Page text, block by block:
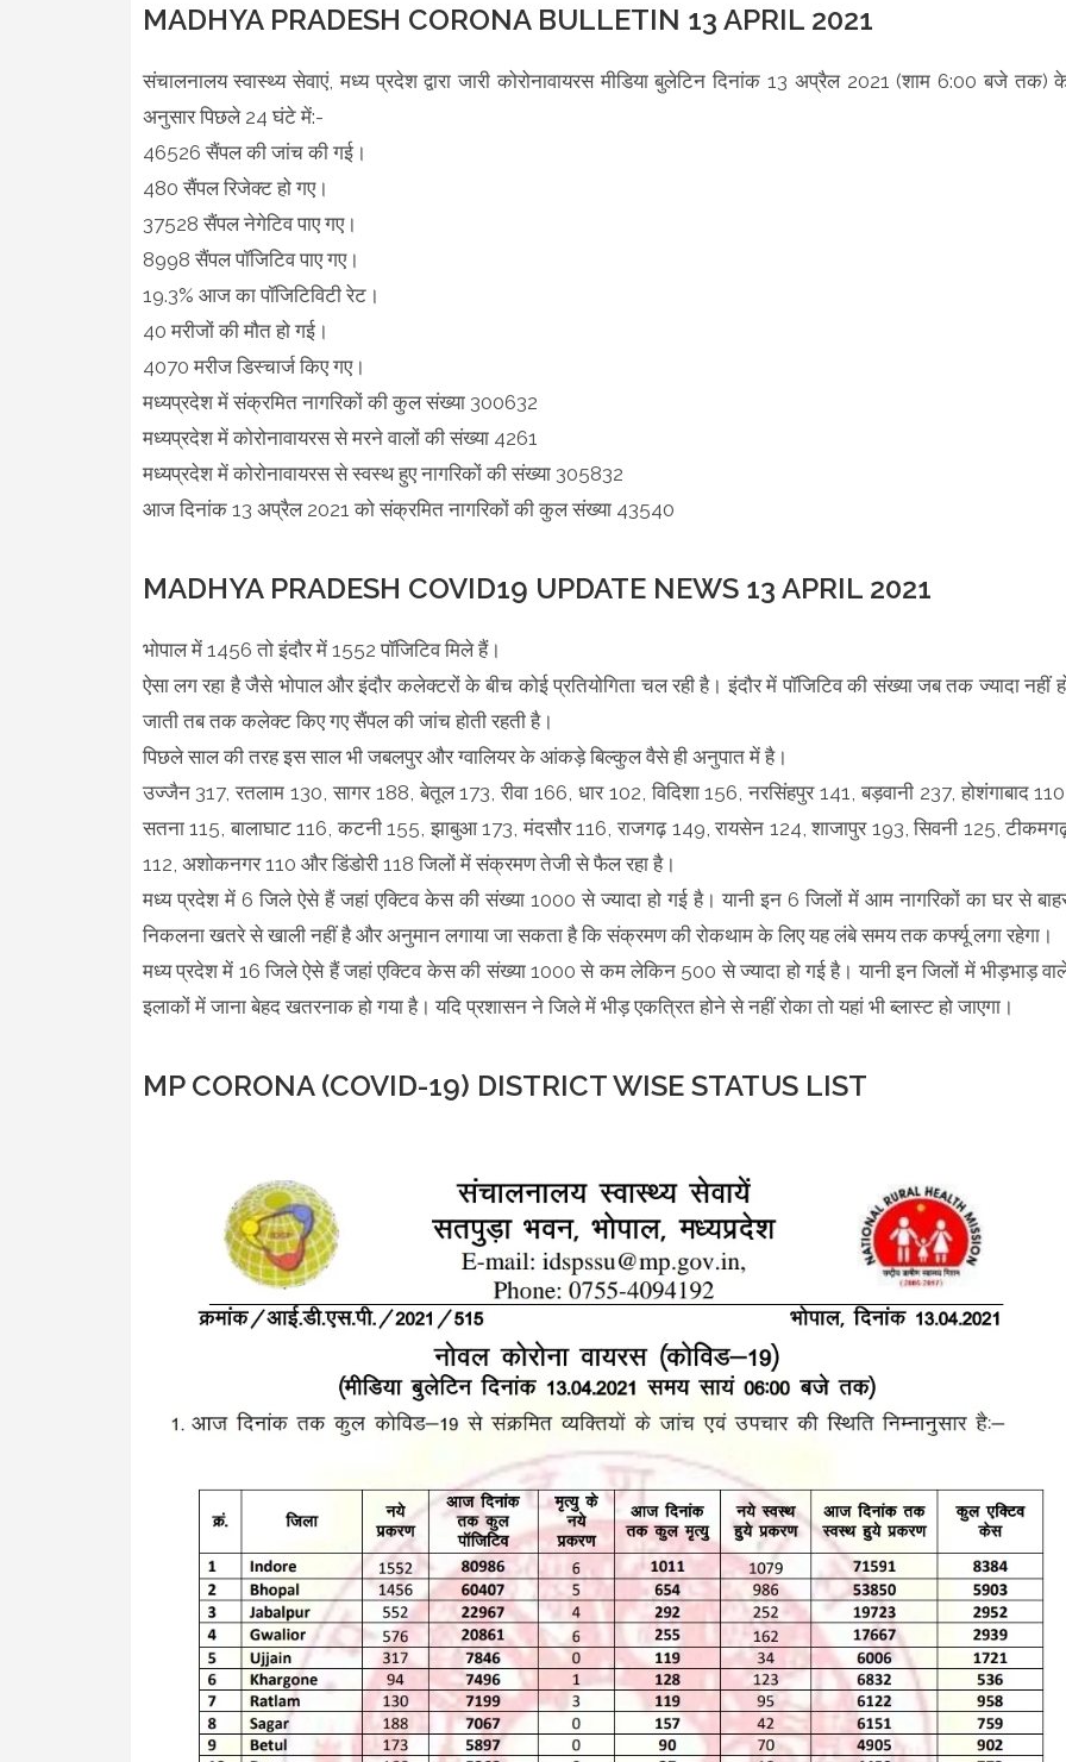
MADHYA PRADESH CORONA BULLETIN 13 APRIL 2021
संचालनालय स्वास्थ्य सेवाएं, मध्य प्रदेश द्वारा जारी कोरोनावायरस मीडिया बुलेटिन दिनांक 13 अप्रैल 2021 (शाम 6:00 बजे तक)
अनुसार पिछले 24 घंटे में:-
46526 सैंपल की जांच की गई।
480 सैंपल रिजेक्ट हो गए।
37528 सैंपल नेगेटिव पाए गए।
8998 सैंपल पॉजिटिव पाए गए।
19.3% आज का पॉजिटिविटी रेट।
40 मरीजों की मौत हो गई।
4070 मरीज डिस्चार्ज किए गए।
मध्यप्रदेश में संक्रमित नागरिकों की कुल संख्या 300632
मध्यप्रदेश में कोरोनावायरस से मरने वालों की संख्या 4261
मध्यप्रदेश में कोरोनावायरस से स्वस्थ हुए नागरिकों की संख्या 305832
आज दिनांक 13 अप्रैल 2021 को संक्रमित नागरिकों की कुल संख्या 43540
MADHYA PRADESH COVID19 UPDATE NEWS 13 APRIL 2021
भोपाल में 1456 तो इंदौर में 1552 पॉजिटिव मिले हैं।
ऐसा लग रहा है जैसे भोपाल और इंदौर कलेक्टरों के बीच कोई प्रतियोगिता चल रही है। इंदौर में पॉजिटिव की संख्या जब तक ज्यादा नहीं
जाती तब तक कलेक्ट किए गए सैंपल की जांच होती रहती है।
पिछले साल की तरह इस साल भी जबलपुर और ग्वालियर के आंकड़े बिल्कुल वैसे ही अनुपात में है।
उज्जैन 317, रतलाम 130, सागर 188, बेतूल 173, रीवा 166, धार 102, विदिशा 156, नरसिंहपुर 141, बड़वानी 237, होशंगाबाद
सतना 115, बालाघाट 116, कटनी 155, झाबुआ 173, मंदसौर 116, राजगढ़ 149, रायसेन 124, शाजापुर 193, सिवनी 125,
112, अशोकनगर 110 और डिंडोरी 118 जिलों में संक्रमण तेजी से फैल रहा है।
मध्य प्रदेश में 6 जिले ऐसे हैं जहां एक्टिव केस की संख्या 1000 से ज्यादा हो गई है। यानी इन 6 जिलों में आम नागरिकों का घर से
निकलना खतरे से खाली नहीं है और अनुमान लगाया जा सकता है कि संक्रमण की रोकथाम के लिए यह लंबे समय तक कर्फ्यू लगा रहेगा।
मध्य प्रदेश में 16 जिले ऐसे हैं जहां एक्टिव केस की संख्या 1000 से कम लेकिन 500 से ज्यादा हो गई है। यानी इन जिलों में भीड़भाड़
इलाकों में जाना बेहद खतरनाक हो गया है। यदि प्रशासन ने जिले में भीड़ एकत्रित होने से नहीं रोका तो यहां भी ब्लास्ट हो जाएगा।
MP CORONA (COVID-19) DISTRICT WISE STATUS LIST